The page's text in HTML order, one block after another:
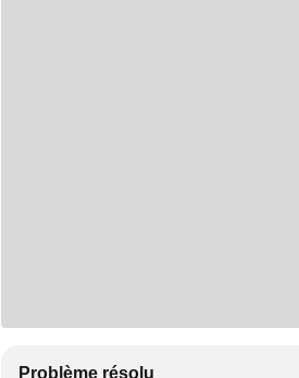
Problème résolu